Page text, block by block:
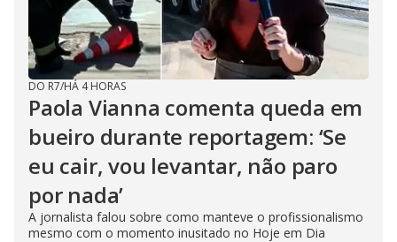
DO R7/HÁ 4 HORAS
Paola Vianna comenta queda em
bueiro durante reportagem: ‘Se
eu cair, vou levantar, não paro
por nada’
A jornalista falou sobre como manteve o profissionalismo
mesmo com o momento inusitado no Hoje em Dia